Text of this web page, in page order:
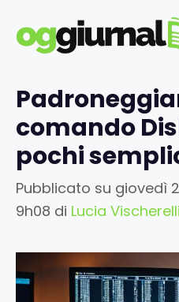
contenuto
comando
pochi
Pubblicato su giovedì
9h08 di Lucia Vischerelli